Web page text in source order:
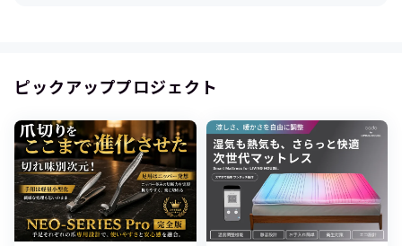
ピックアッププロジェクト